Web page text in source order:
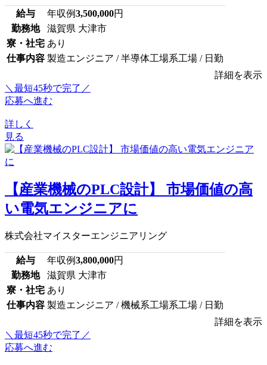
給与 年収例3,500,000円
勤務地
滋賀県 大津市
寮・社宅 あり
仕事内容 製造エンジニア / 半導体工場系工場 / 日勤
詳細を表示
＼最短45秒で完了／
応募へ進む
詳しく
見る
【産業機械のPLC設計】 市場価値の高
い電気エンジニアに
株式会社マイスターエンジニアリング
給与 年収例3,800,000円
勤務地
滋賀県 大津市
寮・社宅 あり
仕事内容 製造エンジニア / 機械系工場系工場 / 日勤
詳細を表示
＼最短45秒で完了／
応募へ進む